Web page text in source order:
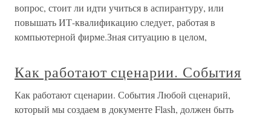
вопрос, стоит ли идти учиться в аспирантуру, или
повышать ИТ-квалификацию следует, работая в
компьютерной фирме.Зная ситуацию в целом,
Как работают сценарии. События
Как работают сценарии. События Любой сценарий,
который мы создаем в документе Flash, должен быть